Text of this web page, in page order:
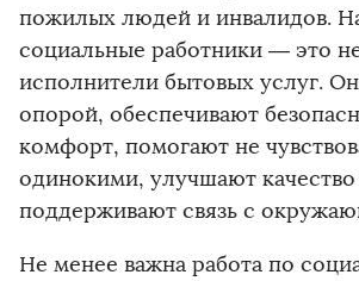
пожилых людей и инвалидов.
социальные работники — это
исполнители бытовых услуг.
опорой, обеспечивают
комфорт, помогают не
одинокими, улучшают
поддерживают связь с
Не менее важна работа по